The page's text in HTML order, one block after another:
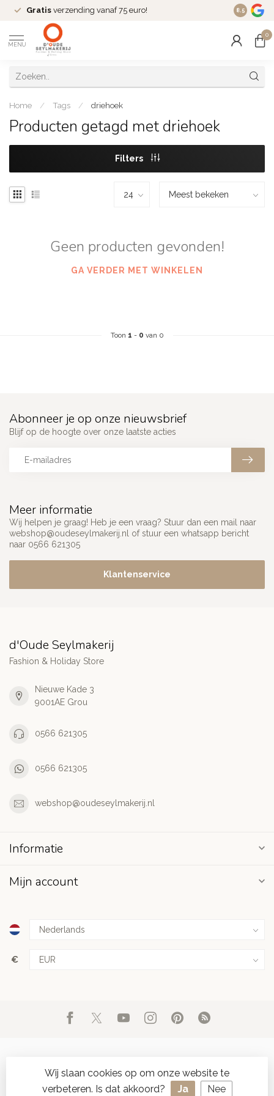
Gratis verzending vanaf 75 euro! Dé
8.5
MENU
0
Home / Tags / driehoek
Producten getagd met driehoek
Filters
Geen producten gevonden!
GA VERDER MET WINKELEN
Toon 1 - 0 van 0
Meer informatie
Wij helpen je graag! Heb je een vraag? Stuur dan een mail naar
webshop@oudeseylmakerij.nl
of stuur een whatsapp bericht
naar 0566 621305
Klantenservice
Abonneer je op onze nieuwsbrief
Blijf op de hoogte over onze laatste acties
d'Oude Seylmakerij
Fashion & Holiday Store
Nieuwe Kade 3
9001AE Grou
0566 621305
0566 621305
webshop@oudeseylmakerij.nl
Informatie
Mijn account
€
© Copyright 2026 d'Oude Seylmakerij- Powered by Lightspeed
Wij slaan cookies op om onze website te
verbeteren. Is dat akkoord?
Ja Nee